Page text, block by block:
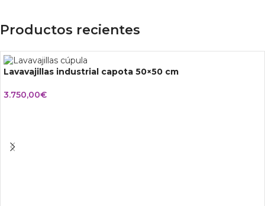
Productos recientes
Lavavajillas industrial capota 50×50 cm
3.750,00€